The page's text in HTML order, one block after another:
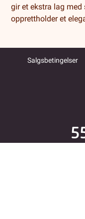
gir et ekstra lag
opprettholder et
Salgsbetingelser